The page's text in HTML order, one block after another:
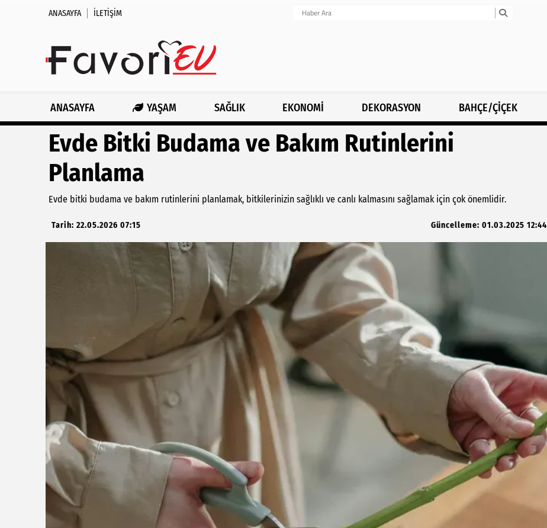
ANASAYFA İLETIŞIM
ANASAYFA YAŞAM SAĞLIK EKONOMİ DEKORASYON BAHÇE/ÇİÇEK
Evde Bitki Budama ve Bakım Rutinlerini
Planlama
Evde bitki budama ve bakım rutinlerini planlamak, bitkilerinizin sağlıklı ve canlı kalmasını sağlamak için çok önemlidir.
Tarih: 22.05.2026 07:15 Güncelleme: 01.03.2025 12:44